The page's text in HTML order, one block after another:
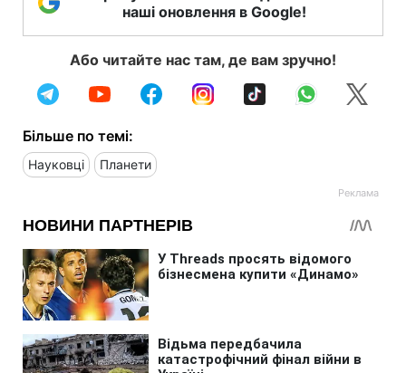
наші оновлення в Google!
Або читайте нас там, де вам зручно!
Більше по темі:
Науковці Планети